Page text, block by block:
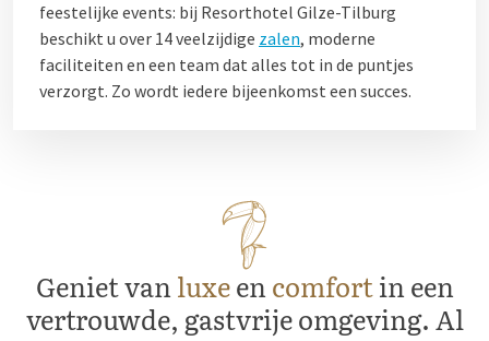
feestelijke events: bij Resorthotel Gilze-Tilburg
beschikt u over 14 veelzijdige zalen, moderne
faciliteiten en een team dat alles tot in de puntjes
verzorgt. Zo wordt iedere bijeenkomst een succes.
Geniet vanluxeencomfortin een
vertrouwde, gastvrije omgeving. Al